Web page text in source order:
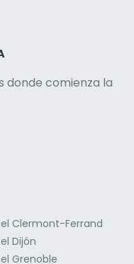
donde comienza la
Clermont-Ferrand
Dijón
Grenoble